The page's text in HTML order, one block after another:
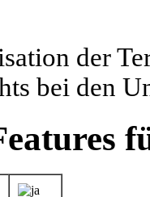
der
bei den